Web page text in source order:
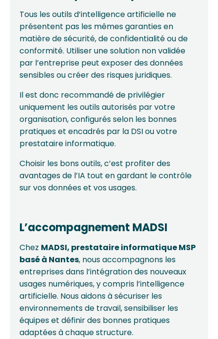
Tous les outils d’intelligence artificielle ne
présentent pas les mêmes garanties en
matière de sécurité, de confidentialité ou de
conformité. Utiliser une solution non validée
par l’entreprise peut exposer des données
sensibles ou créer des risques juridiques.
Il est donc recommandé de privilégier
uniquement les outils autorisés par votre
organisation, configurés selon les bonnes
pratiques et encadrés par la DSI ou votre
prestataire informatique.
Choisir les bons outils, c’est profiter des
avantages de l’IA tout en gardant le contrôle
sur vos données et vos usages.
L’accompagnement MADSI
Chez MADSI, prestataire informatique MSP
basé à Nantes, nous accompagnons les
entreprises dans l’intégration des nouveaux
usages numériques, y compris l’intelligence
artificielle. Nous aidons à sécuriser les
environnements de travail, sensibiliser les
équipes et définir des bonnes pratiques
adaptées à chaque structure.